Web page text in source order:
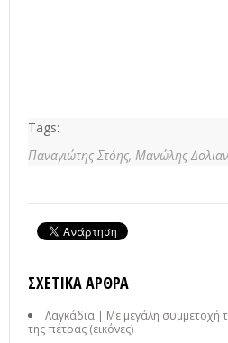
Tags:
Παναγιώτης Στόης, Μανώλης
ΣΧΕΤΙΚΆ ΆΡΘΡΑ
Λαγκάδια | Με μεγάλη συμμετοχή
της πέτρας (εικόνες)